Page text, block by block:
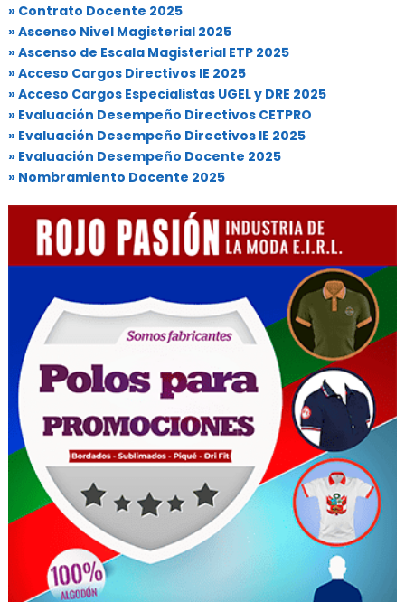
» Contrato Docente 2025
» Ascenso Nivel Magisterial 2025
» Ascenso de Escala Magisterial ETP 2025
» Acceso Cargos Directivos IE 2025
» Acceso Cargos Especialistas UGEL y DRE 2025
» Evaluación Desempeño Directivos CETPRO
» Evaluación Desempeño Directivos IE 2025
» Evaluación Desempeño Docente 2025
» Nombramiento Docente 2025